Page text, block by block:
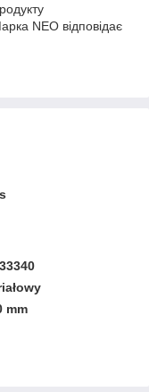
NEO відповідає
mm